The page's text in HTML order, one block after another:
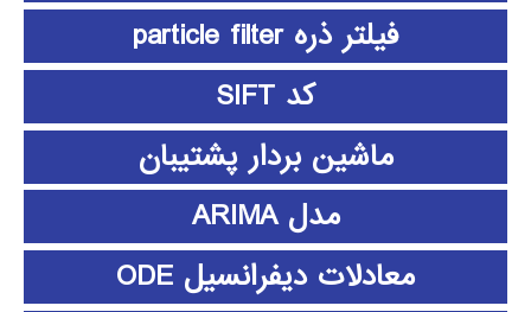
فیلتر ذره particle filter
کد SIFT
ماشین بردار پشتیبان
مدل ARIMA
معادلات دیفرانسیل ODE